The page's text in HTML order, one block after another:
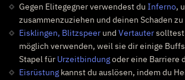
Gegen Elitegegner verwendest duInferno,
zusammenzuziehen und deinen Schaden
Eisklingen, Blitzspeer undVertauter
möglich verwenden, weil sie dir einige
Stapel für Urzeitbindungoder eine Barriere
Eisrüstung kannst du auslösen, indem du